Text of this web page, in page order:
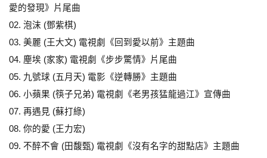
愛的發現》片尾曲
02. 泡沫 (鄧紫棋)
03. 美麗 (王大文) 電視劇《回到愛以前》主題曲
04. 塵埃 (家家) 電視劇《步步驚情》片尾曲
05. 九號球 (五月天) 電影《逆轉勝》主題曲
06. 小蘋果 (筷子兄弟) 電視劇《老男孩猛龍過江》宣傳曲
07. 再遇見 (蘇打綠)
08. 你的愛 (王力宏)
09. 不醉不會 (田馥甄) 電視劇《沒有名字的甜點店》主題曲